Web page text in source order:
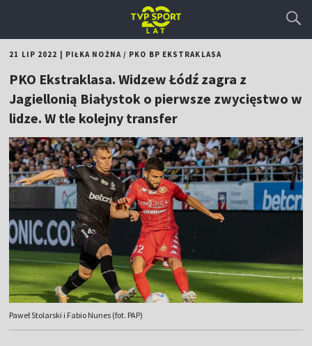
21 LIP 2022 PIŁKA NOŻNA/ PKO BP EKSTRAKLASA
PKO Ekstraklasa. Widzew Łódź zagra z
Jagiellonią Białystok o pierwsze zwycięstwo w
lidze. W tle kolejny transfer
Paweł Stolarski i Fabio Nunes (fot. PAP)